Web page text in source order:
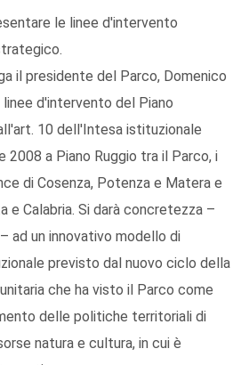
le linee d'intervento
il presidente del Parco, Domenico
d'intervento del Piano
10 dell'Intesa istituzionale
a Piano Ruggio tra il Parco, i
di Cosenza, Potenza e Matera e
e Calabria. Si darà concretezza –
ad un innovativo modello di
previsto dal nuovo ciclo della
che ha visto il Parco come
delle politiche territoriali di
natura e cultura, in cui è